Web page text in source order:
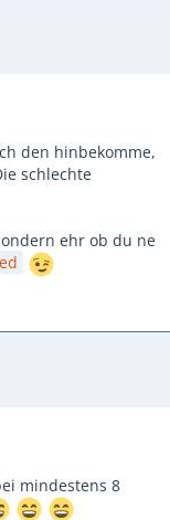
den hinbekomme,
schlechte
ehr ob du ne
mindestens 8